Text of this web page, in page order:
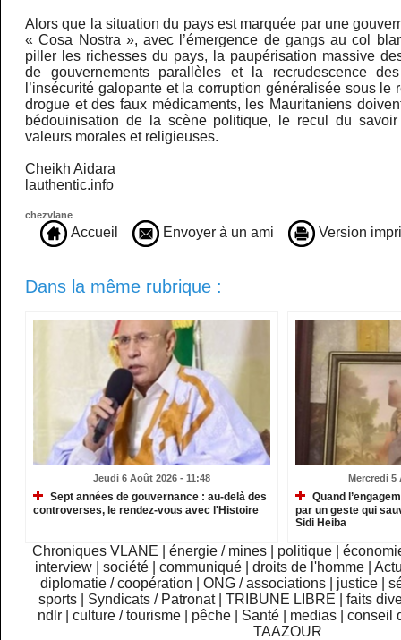
Alors que la situation du pays est marquée par une
« Cosa Nostra », avec l’émergence de gangs au col
piller les richesses du pays, la paupérisation massive
de gouvernements parallèles et la recrudescence
l’insécurité galopante et la corruption généralisée sous le
drogue et des faux médicaments, les Mauritaniens
bédouinisation de la scène politique, le recul du
valeurs morales et religieuses.
Cheikh Aidara
lauthentic.info
chezvlane
Accueil Envoyer à un ami Version
Dans la même rubrique :
Jeudi 6 Août 2026 - 11:48
Sept années de gouvernance : au-delà des
controverses, le rendez-vous avec l'Histoire
Mercredi 5
Quand
par un geste qui
Sidi Heiba
Chroniques VLANE énergie / mines politique
interview
|société |communiqué |droits de l'homme |
diplomatie / coopération
ONG / associations justice
sports
Syndicats / Patronat TRIBUNE LIBRE
faits
ndlr
|culture / tourisme pêche Santé medias |conseil
TAAZOUR